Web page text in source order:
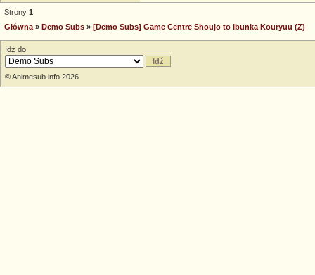
Strony 1
Główna » Demo Subs » [Demo Subs] Game Centre Shoujo to Ibunka Kouryuu (Z)
Idź do
© Animesub.info 2026